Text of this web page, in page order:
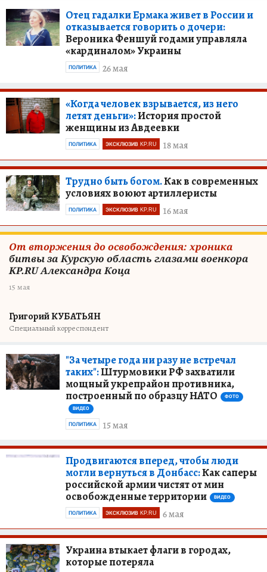
Отец гадалки Ермака живет в России и
отказывается говорить о дочери:
Вероника Феншуй годами управляла
«кардиналом» Украины
26 мая
ПОЛИТИКА
«Когда человек взрывается, из него
летят деньги»:История простой
женщины из Авдеевки
18 мая
ПОЛИТИКА ЭКСКЛЮЗИВ KP.RU
Трудно быть богом.Как в современных
условиях воюют артиллеристы
16 мая
ПОЛИТИКА ЭКСКЛЮЗИВ KP.RU
От вторжения до освобождения: хроника
битвы за Курскую область глазами военкора
KP.RU Александра Коца
15 мая
Григорий КУБАТЬЯН
Специальный корреспондент
"За четыре года ни разу не встречал
таких":Штурмовики РФ захватили
мощный укрепрайон противника,
построенный по образцу НАТО
ФОТО
ВИДЕО
15 мая
ПОЛИТИКА
Продвигаются вперед, чтобы люди
могли вернуться в Донбасс:Как саперы
российской армии чистят от мин
освобожденные территории
ВИДЕО
6 мая
ПОЛИТИКА ЭКСКЛЮЗИВ KP.RU
Украина втыкает флаги в городах,
которые потеряла